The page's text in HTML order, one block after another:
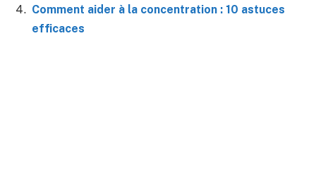
Comment aider à la concentration : 10 astuces
efficaces